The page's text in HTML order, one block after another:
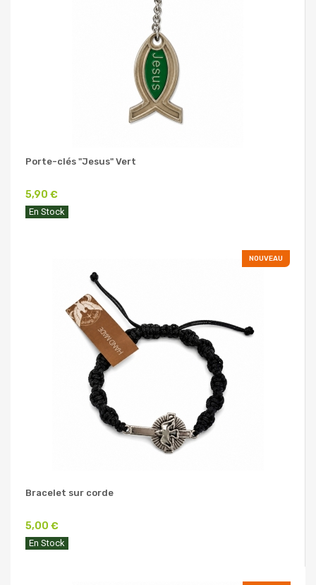
Porte-clés "Jesus" Vert
5,90 €
En Stock
NOUVEAU
Bracelet sur corde
5,00 €
En Stock